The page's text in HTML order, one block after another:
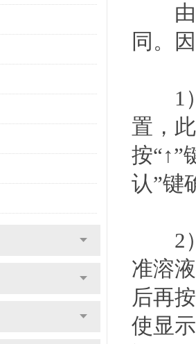
由于
同。
1
置，
按“↑”
认”键
2
准溶
后再
使显